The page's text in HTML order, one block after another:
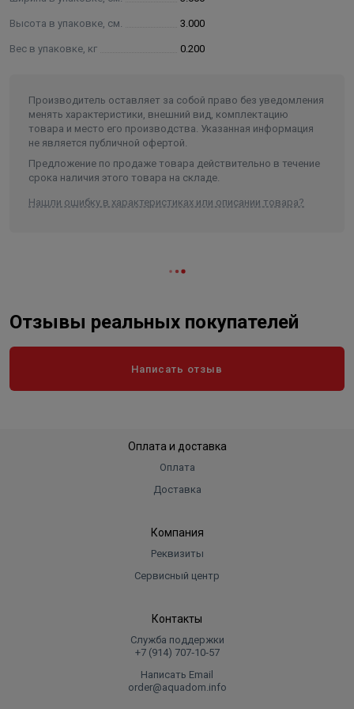
Высота в упаковке, см. 3.000
Вес в упаковке, кг 0.200
Производитель оставляет за собой право без уведомления
менять характеристики, внешний вид, комплектацию
товара и место его производства. Указанная информация
не является публичной офертой.
Предложение по продаже товара действительно в течение
срока наличия этого товара на складе.
Нашли ошибку в характеристиках или описании товара?
Отзывы реальных покупателей
Написать отзыв
Оплата и доставка
Оплата
Доставка
Компания
Реквизиты
Сервисный центр
Контакты
Служба поддержки
+7 (914) 707‑10‑57
Написать Email
order@aquadom.info